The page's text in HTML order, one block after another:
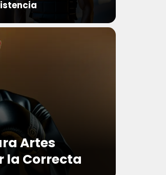
Artes
la Correcta